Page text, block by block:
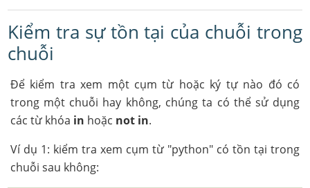
Kiểm tra sự tồn tại của chuỗi trong
chuỗi
Để kiểm tra xem một cụm từ hoặc ký tự nào đó có
trong một chuỗi hay không, chúng ta có thể sử dụng
các từ khóa in hoặc not in.
Ví dụ 1: kiểm tra xem cụm từ "python" có tồn tại trong
chuỗi sau không: